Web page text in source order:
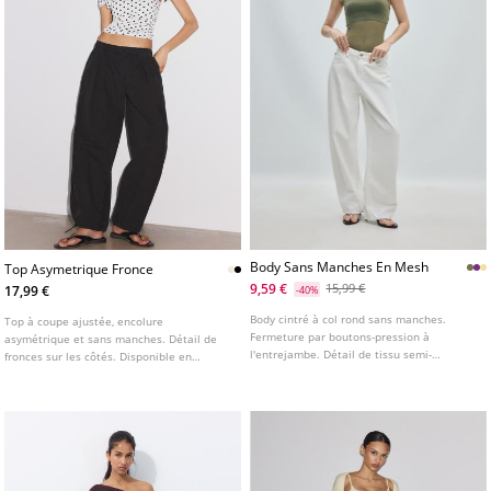
Top Asymetrique Fronce
17,99 €
Top à coupe ajustée, encolure
asymétrique et sans manches. Détail de
fronces sur les côtés. Disponible en
Body Sans Manches En Mesh
9,59 €
-40% 15,99 €
Body cintré à col rond sans manches.
Fermeture par boutons-pression à
l'entrejambe. Détail de tissu semi-